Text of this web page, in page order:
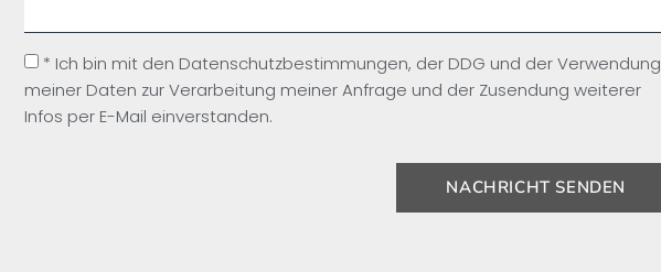
* Ich bin mit den Datenschutzbestimmungen, der DDG und der Verwendung
meiner Daten zur Verarbeitung meiner Anfrage und der Zusendung weiterer
Infos per E-Mail einverstanden.
NACHRICHT SENDEN